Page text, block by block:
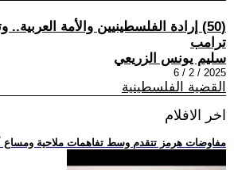
(50) إرادة الفلسطينيين والأمة
ترامب
سليم يونس الزريعي
2025 / 2 / 6
القضية الفلسطينية
اخر الافلام
.. مفاوضات هرمز تتقدم وسط تفاهمات ملاحية ومساع